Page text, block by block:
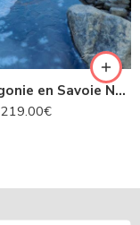
La Patagonie en Savoie N°435
219.00€